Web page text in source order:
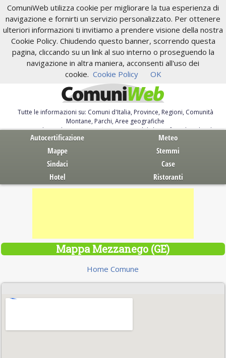
ComuniWeb utilizza cookie per migliorare la tua esperienza di
navigazione e fornirti un servizio personalizzato. Per ottenere
ulteriori informazioni ti invitiamo a prendere visione della nostra
Cookie Policy. Chiudendo questo banner, scorrendo questa
pagina, cliccando su un link al suo interno o proseguendo la
navigazione in altra maniera, acconsenti all'uso dei
cookie. Cookie Policy OK
Tutte le informazioni su: Comuni d'Italia, Province, Regioni, Comunità
Montane, Parchi, Aree geografiche
Servizi al Cittadino. Autocertificazione, moduli, leggi, free download
Autocertificazione
Meteo
Mappe
Stemmi
Sindaci
Case
Hotel
Ristoranti
Mappa Mezzanego (GE)
Home Comune